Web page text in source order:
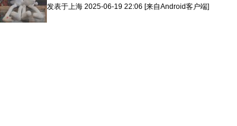
发表于上海 2025-06-19 22:06 [来自Android客户端]